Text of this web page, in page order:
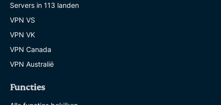
Servers in 113 landen
VPN VS
VPN VK
VPN Canada
VPN Australië
Functies